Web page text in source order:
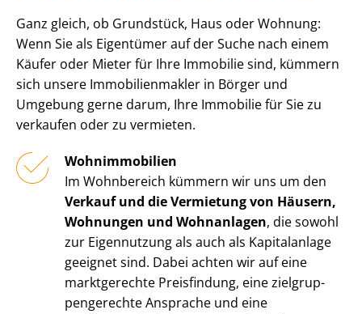
Ganz gleich, ob Grundstück, Haus oder Wohnung:
Wenn Sie als Eigentümer auf der Suche nach einem
Käufer oder Mieter für Ihre Immobilie sind, kümmern
sich unsere Im­mo­bi­li­en­mak­ler in Börger und
Umgebung gerne darum, Ihre Immobilie für Sie zu
verkaufen oder zu vermieten.
Wohnimmobilien
Im Wohnbereich kümmern wir uns um den
Verkauf und die Vermietung von Häusern,
Wohnungen und Wohnanlagen, die sowohl
zur Eigennutzung als auch als Kapitalanlage
geeignet sind. Dabei achten wir auf eine
marktgerechte Preisfindung, eine ziel­grup­
pen­ge­rech­te Ansprache und eine